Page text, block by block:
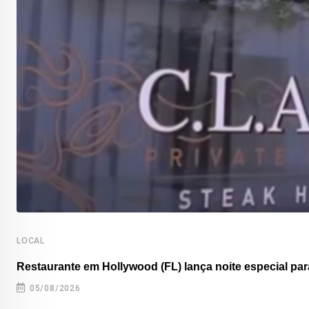
LOCAL
Restaurante em Hollywood (FL) lança noite especial
05/08/2026